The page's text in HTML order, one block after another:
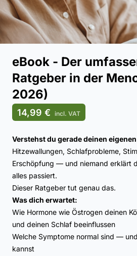
eBook - Der
Ratgeber in der
2026)
14,99 € incl. VAT
Verstehst du gerade deinen
Hitzewallungen, Schlafprobleme,
Erschöpfung — und niemand erklärt
alles passiert.
Dieser Ratgeber tut genau das.
Was dich erwartet:
Wie Hormone wie Östrogen deinen
und deinen Schlaf beeinflussen
Welche Symptome normal sind —
kannst